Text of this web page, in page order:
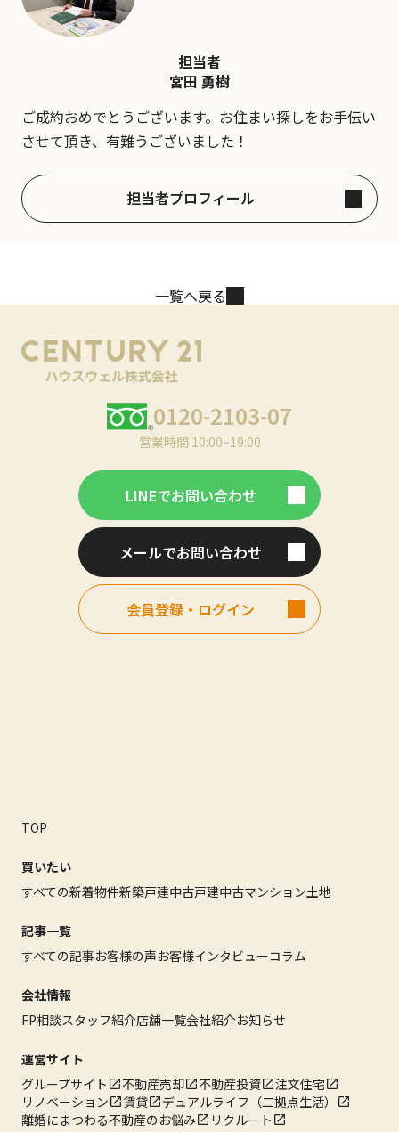
担当者
宮田 勇樹
ご成約おめでとうございます。お住まい探しをお手伝い
させて頂き、有難うございました！
担当者プロフィール
一覧へ戻る
0120-2103-07
営業時間 10:00~19:00
LINEでお問い合わせ
メールでお問い合わせ
会員登録・ログイン
TOP
買いたい
すべての新着物件新築戸建中古戸建中古マンション土地
記事一覧
すべての記事お客様の声お客様インタビューコラム
会社情報
FP相談スタッフ紹介店舗一覧会社紹介お知らせ
運営サイト
グループサイト
不動産売却 不動産投資
注文住宅
リノベーション
賃貸
デュアルライフ（二拠点生活）
離婚にまつわる不動産のお悩み
リクルート